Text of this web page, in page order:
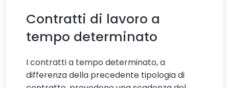
Contratti di lavoro a
tempo determinato
I contratti a tempo determinato, a
differenza della precedente tipologia di